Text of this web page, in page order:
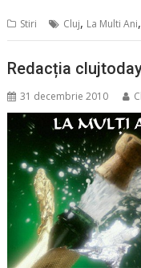
Stiri Cluj, La Multi Ani,
Redacția
31 decembrie 2010